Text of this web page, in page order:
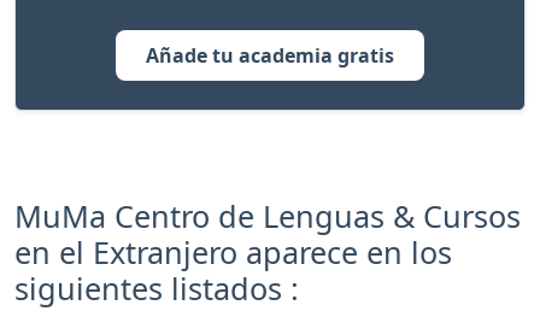
Añade tu academia gratis
MuMa Centro de Lenguas & Cursos
en el Extranjero aparece en los
siguientes listados :